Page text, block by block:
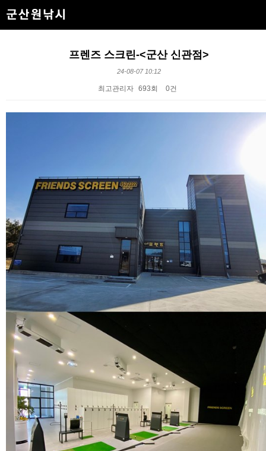
프렌즈 스크린-<군산 신관점>
24-08-07 10:12
최고관리자 693회 0건